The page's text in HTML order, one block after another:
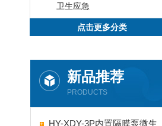
卫生应急
点击更多分类
新品推荐
PRODUCTS
HY-XDY-3P内置隔膜泵微生